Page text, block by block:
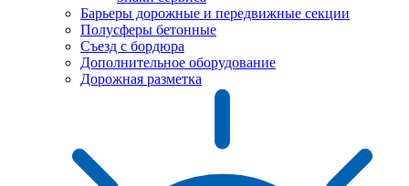
Барьеры дорожные и передвижные секции
Полусферы бетонные
Съезд с бордюра
Дополнительное оборудование
Дорожная разметка